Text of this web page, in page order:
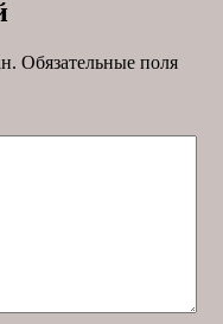
Обязательные поля